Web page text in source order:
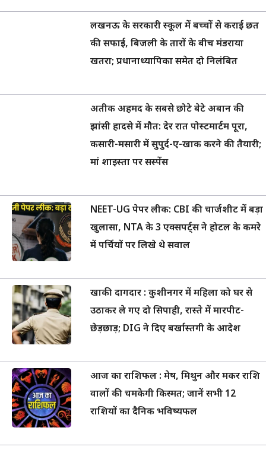
लखनऊ के सरकारी स्कूल में बच्चों से कराई छत
की सफाई, बिजली के तारों के बीच मंडराया
खतरा; प्रधानाध्यापिका समेत दो निलंबित
अतीक अहमद के सबसे छोटे बेटे अबान की
झांसी हादसे में मौत: देर रात पोस्टमार्टम पूरा,
कसारी-मसारी में सुपुर्द-ए-खाक करने की तैयारी;
मां शाइस्ता पर सस्पेंस
NEET-UG पेपर लीक: CBI की चार्जशीट में बड़ा
खुलासा, NTA के 3 एक्सपर्ट्स ने होटल के कमरे
में पर्चियों पर लिखे थे सवाल
खाकी दागदार : कुशीनगर में महिला को घर से
उठाकर ले गए दो सिपाही, रास्ते में मारपीट-
छेड़छाड़; DIG ने दिए बर्खास्तगी के आदेश
आज का राशिफल : मेष, मिथुन और मकर राशि
वालों की चमकेगी किस्मत; जानें सभी 12
राशियों का दैनिक भविष्यफल